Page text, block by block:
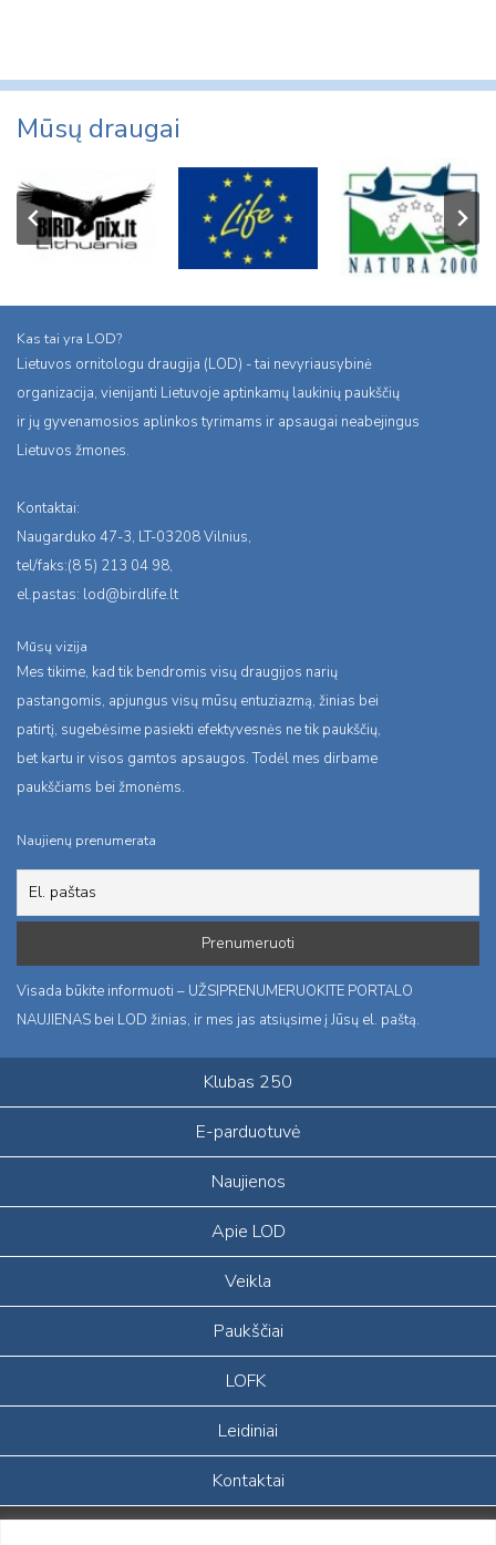
Mūsų draugai
Kas tai yra LOD?
Lietuvos ornitologu draugija (LOD) - tai nevyriausybinė
organizacija, vienijanti Lietuvoje aptinkamų laukinių paukščių
ir jų gyvenamosios aplinkos tyrimams ir apsaugai neabejingus
Lietuvos žmones.
Kontaktai:
Naugarduko 47-3, LT-03208 Vilnius,
tel/faks:(8 5) 213 04 98,
el.pastas: lod@birdlife.lt
Mūsų vizija
Mes tikime, kad tik bendromis visų draugijos narių
pastangomis, apjungus visų mūsų entuziazmą, žinias bei
patirtį, sugebėsime pasiekti efektyvesnės ne tik paukščių,
bet kartu ir visos gamtos apsaugos. Todėl mes dirbame
paukščiams bei žmonėms.
Naujienų prenumerata
Visada būkite informuoti – UŽSIPRENUMERUOKITE PORTALO
NAUJIENAS bei LOD žinias, ir mes jas atsiųsime į Jūsų el. paštą.
Klubas 250
E-parduotuvė
Naujienos
Apie LOD
Veikla
Paukščiai
LOFK
Leidiniai
Kontaktai